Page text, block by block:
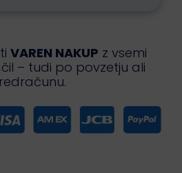
VAREN NAKUP z vsemi
– tudi po povzetju ali